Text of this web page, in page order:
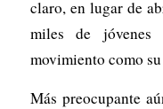
claro, en lugar de
miles de
movimiento como
Más preocupante